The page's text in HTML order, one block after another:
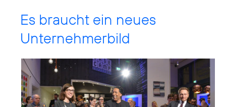
Es braucht ein neues
Unternehmerbild